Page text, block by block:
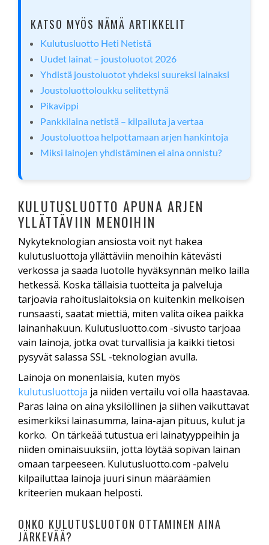
KATSO MYÖS NÄMÄ ARTIKKELIT
Kulutusluotto Heti Netistä
Uudet lainat – joustoluotot 2026
Yhdistä joustoluotot yhdeksi suureksi lainaksi
Joustoluottoloukku selitettynä
Pikavippi
Pankkilaina netistä – kilpailuta ja vertaa
Joustoluottoa helpottamaan arjen hankintoja
Miksi lainojen yhdistäminen ei aina onnistu?
KULUTUSLUOTTO APUNA ARJEN
YLLÄTTÄVIIN MENOIHIN
Nykyteknologian ansiosta voit nyt hakea
kulutusluottoja yllättäviin menoihin kätevästi
verkossa ja saada luotolle hyväksynnän melko lailla
hetkessä. Koska tällaisia tuotteita ja palveluja
tarjoavia rahoituslaitoksia on kuitenkin melkoisen
runsaasti, saatat miettiä, miten valita oikea paikka
lainanhakuun. Kulutusluotto.com -sivusto tarjoaa
vain lainoja, jotka ovat turvallisia ja kaikki tietosi
pysyvät salassa SSL -teknologian avulla.
Lainoja on monenlaisia, kuten myös
kulutusluottoja ja niiden vertailu voi olla haastavaa.
Paras laina on aina yksilöllinen ja siihen vaikuttavat
esimerkiksi lainasumma, laina-ajan pituus, kulut ja
korko. On tärkeää tutustua eri lainatyyppeihin ja
niiden ominaisuuksiin, jotta löytää sopivan lainan
omaan tarpeeseen. Kulutusluotto.com -palvelu
kilpailuttaa lainoja juuri sinun määräämien
kriteerien mukaan helposti.
ONKO KULUTUSLUOTON OTTAMINEN AINA
JÄRKEVÄÄ?